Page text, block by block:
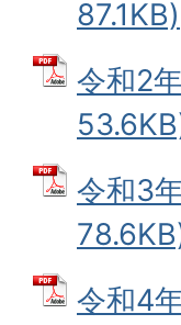
87.1KB)
令和2
令和3
令和4